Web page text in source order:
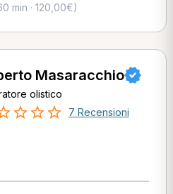
min · 120,00€)
Masaracchio
olistico
7 Recensioni